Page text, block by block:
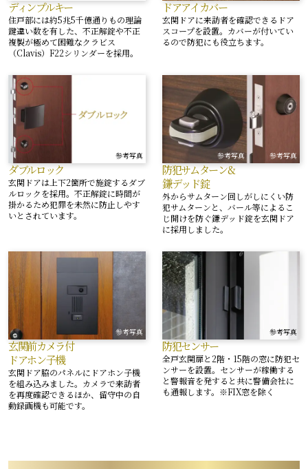
TOP CONCEPT
ディンプルキー
住戸部には約5兆5千億通りもの理論
鍵違い数を有した、不正解錠や不正
複製が極めて困難なクラビス
（Clavis）F22シリンダーを採用。
ドアアイカバー
玄関ドアに来訪者を確認できるドア
スコープを設置。カバーが付いてい
るので防犯にも役立ちます。
参考写真
ダブルロック
玄関ドアは上下2箇所で施錠するダブ
ルロックを採用。不正解錠に時間が
掛かるため犯罪を未然に防止しやす
いとされています。
参考写真 参考写真
防犯サムターン&
鎌デッド錠
外からサムターン回しがしにくい防
犯サムターンと、バール等によるこ
じ開けを防ぐ鎌デッド錠を玄関ドア
に採用しました。
参考写真
玄関前カメラ付
ドアホン子機
玄関ドア脇のパネルにドアホン子機
を組み込みました。カメラで来訪者
を再度確認できるほか、留守中の自
動録画機も可能です。
参考写真
防犯センサー
全戸玄関扉と2階・15階の窓に防犯セ
ンサーを設置。センサーが稼働する
と警報音を発すると共に警備会社に
も通報します。※FIX窓を除く